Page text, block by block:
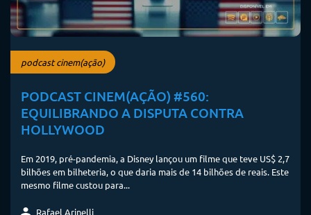
podcast cinem(ação)
PODCAST CINEM(AÇÃO) #560:
EQUILIBRANDO A DISPUTA CONTRA
HOLLYWOOD
Em 2019, pré-pandemia, a Disney lançou um filme que teve US$ 2,7
bilhões em bilheteria, o que daria mais de 14 bilhões de reais. Este
mesmo filme custou para...
Rafael Arinelli